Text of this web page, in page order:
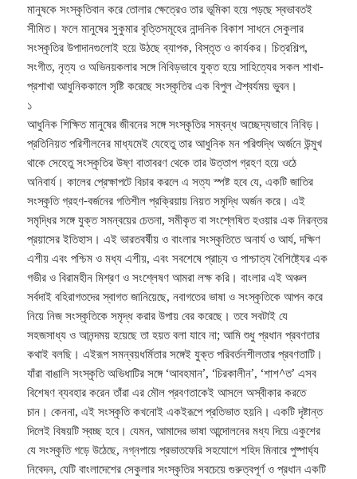
মানুষকে সংস্কৃতিবান করে তোলার ক্ষেত্রেও তার ভূমিকা হয়ে পড়ছে স্বভাবতই
সীমিত। ফলে মানুষের সুকুমার বৃত্তিসমূহের নান্দনিক বিকাশ সাধনে সেকুলার
সংস্কৃতির উপাদানগুলোই হয়ে উঠছে ব্যাপক, বিস্তৃত ও কার্যকর। চিত্রশিল্প,
সংগীত, নৃত্য ও অভিনয়কলার সঙ্গে নিবিড়ভাবে যুক্ত হয়ে সাহিত্যের সকল শাখা-
প্রশাখা আধুনিককালে সৃষ্টি করেছে সংস্কৃতির এক বিপুল ঐশ্বর্যময় ভুবন।
১
আধুনিক শিক্ষিত মানুষের জীবনের সঙ্গে সংস্কৃতির সম্বন্ধ অচ্ছেদ্যভাবে নিবিড়।
প্রতিনিয়ত পরিশীলনের মাধ্যমেই যেহেতু তার আধুনিক মন পরিশুদ্ধি অর্জনে উন্মুখ
থাকে সেহেতু সংস্কৃতির উষ্ণ বাতাবরণ থেকে তার উত্তাপ গ্রহণ হয়ে ওঠে
অনিবার্য। কালের প্রেক্ষাপটে বিচার করলে এ সত্য স্পষ্ট হবে যে, একটি জাতির
সংস্কৃতি গ্রহণ-বর্জনের গতিশীল প্রক্রিয়ায় নিয়ত সমৃদ্ধি অর্জন করে। এই
সমৃদ্ধির সঙ্গে যুক্ত সমন্বয়ের চেতনা, সমীকৃত বা সংশ্লেষিত হওয়ার এক নিরন্তর
প্রয়াসের ইতিহাস। এই ভারতবর্ষীয় ও বাংলার সংস্কৃতিতে অনার্য ও আর্য, দক্ষিণ
এশীয় এবং পশ্চিম ও মধ্য এশীয়, এবং সবশেষে প্রাচ্য ও পাশ্চাত্য বৈশিষ্ট্যের এক
গভীর ও বিরামহীন মিশ্রণ ও সংশ্লেষণ আমরা লক্ষ করি। বাংলার এই অঞ্চল
সর্বদাই বহিরাগতদের স্বাগত জানিয়েছে, নবাগতের ভাষা ও সংস্কৃতিকে আপন করে
নিয়ে নিজ সংস্কৃতিকে সমৃদ্ধ করার উপায় বের করেছে। তবে সবটাই যে
সহজসাধ্য ও আনন্দময় হয়েছে তা হয়ত বলা যাবে না; আমি শুধু প্রধান প্রবণতার
কথাই বলছি। এইরূপ সমন্বয়ধর্মিতার সঙ্গেই যুক্ত পরিবর্তনশীলতার প্রবণতাটি।
যাঁরা বাঙালি সংস্কৃতি অভিধাটির সঙ্গে ‘আবহমান’, ‘চিরকালীন’, ‘শাশ^ত’ এসব
বিশেষণ ব্যবহার করেন তাঁরা এর মৌল প্রবণতাকেই আসলে অস্বীকার করতে
চান। কেননা, এই সংস্কৃতি কখনোই একইরূপে প্রতিভাত হয়নি। একটি দৃষ্টান্ত
দিলেই বিষয়টি স্বচ্ছ হবে। যেমন, আমাদের ভাষা আন্দোলনের মধ্য দিয়ে একুশের
যে সংস্কৃতি গড়ে উঠেছে, নগ্নপায়ে প্রভাতফেরি সহযোগে শহিদ মিনারে পুষ্পার্ঘ্য
নিবেদন, যেটি বাংলাদেশের সেকুলার সংস্কৃতির সবচেয়ে গুরুত্বপূর্ণ ও প্রধান একটি